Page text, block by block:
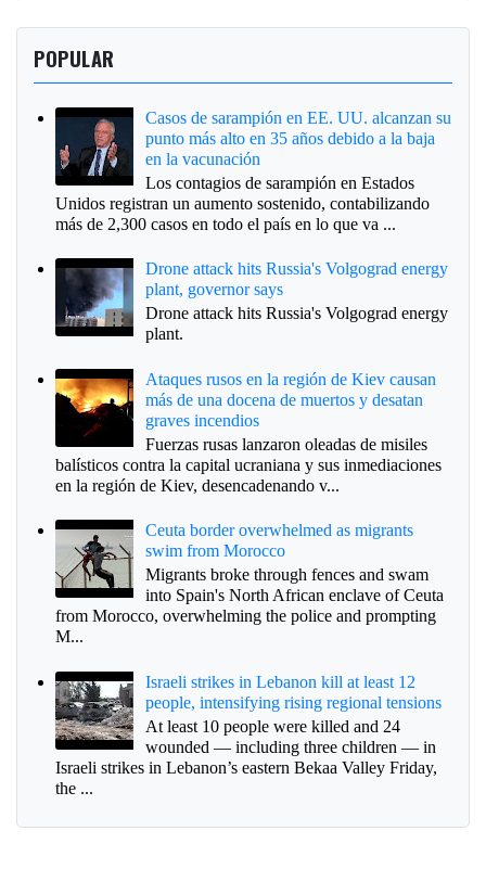
POPULAR
Casos de sarampión en EE. UU. alcanzan su
punto más alto en 35 años debido a la baja
en la vacunación
Los contagios de sarampión en Estados
Unidos registran un aumento sostenido, contabilizando
más de 2,300 casos en todo el país en lo que va ...
Drone attack hits Russia's Volgograd energy
plant, governor says
Drone attack hits Russia's Volgograd energy
plant.
Ataques rusos en la región de Kiev causan
más de una docena de muertos y desatan
graves incendios
Fuerzas rusas lanzaron oleadas de misiles
balísticos contra la capital ucraniana y sus inmediaciones
en la región de Kiev, desencadenando v...
Ceuta border overwhelmed as migrants
swim from Morocco
Migrants broke through fences and swam
into Spain's North African enclave of Ceuta
from Morocco, overwhelming the police and prompting
M...
Israeli strikes in Lebanon kill at least 12
people, intensifying rising regional tensions
At least 10 people were killed and 24
wounded — including three children — in
Israeli strikes in Lebanon’s eastern Bekaa Valley Friday,
the ...